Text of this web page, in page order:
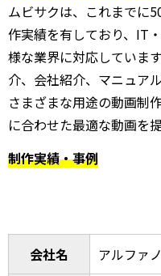
ムビサクは、これまでに
作実績を有しており、IT
様な業界に対応していま
介、会社紹介、マニュア
さまざまな用途の動画制
に合わせた最適な動画を
制作実績・事例
会社名 アルファ